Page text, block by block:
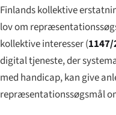
Finlands kollektive
lov om
kollektive interesser (
digital tjeneste, der
med handicap, kan give
repræsentationssøgsmål